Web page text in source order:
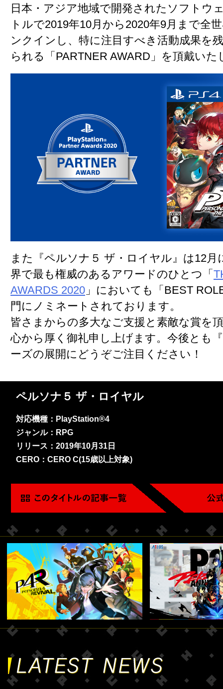
日本・アジア地域で開発されたソフトウ
トルで2019年10月から2020年9月まで全
ンクインし、特に注目すべき活動成果を
られる「PARTNER AWARD」を頂戴いた
また『ペルソナ５ ザ・ロイヤル』は12月
界で最も権威のあるアワードのひとつ「
AWARDS 2020 」においても「BEST
門にノミネートされております。
皆さまからの多大なご支援と素敵な賞を
心から厚く御礼申し上げます。今後とも
ーズの展開にどうぞご注目ください！
ペルソナ５ ザ・ロイヤル
対応機種：PlayStation®4
ジャンル：RPG
リリース：2019年10月31日
CERO：CERO C(15歳以上対象)